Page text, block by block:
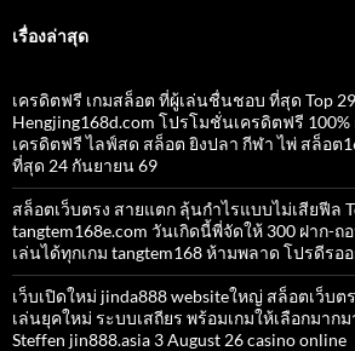
เรื่องล่าสุด
เครดิตฟรี เกมสล็อต ที่ผู้เล่นชื่นชอบ ที่สุด Top 29
Hengjing168d.com โปรโมชั่นเครดิตฟรี 100%
เครดิตฟรี ไลฟ์สด สล็อต ยิงปลา กีฬา ไพ่ สล็อต
ที่สุด 24 กันยายน 69
สล็อตเว็บตรง สายแตก ลุ้นกำไรแบบไม่เสียฟีล
tangtem168e.com วันเกิดนี้พี่จัดให้ 300 ฝาก-
เล่นได้ทุกเกม tangtem168 ห้ามพลาด โปรดีรอ
เว็บเปิดใหม่ jinda888 websiteใหญ่ สล็อตเว็บ
เล่นยุคใหม่ ระบบเสถียร พร้อมเกมให้เลือกมาก
Steffen jin888.asia 3 August 26 casino online